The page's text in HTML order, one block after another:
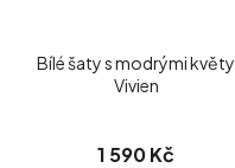
Bílé šaty s modrými květy
Vivien
1 590 Kč